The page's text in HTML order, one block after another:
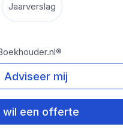
Jaarverslag
Adviseer mij
wil een offerte